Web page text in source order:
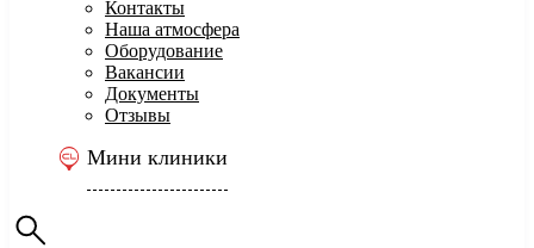
Контакты
Наша атмосфера
Оборудование
Вакансии
Документы
Отзывы
Мини клиники